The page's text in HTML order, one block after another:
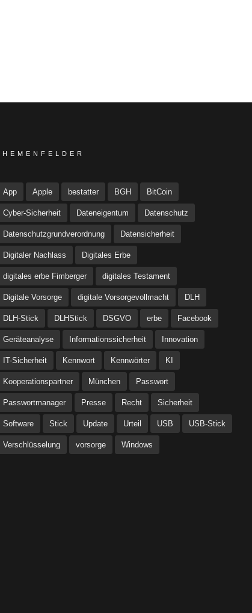
App Apple bestatter BGH BitCoin
Cyber-Sicherheit Dateneigentum Datenschutz
Datenschutzgrundverordnung Datensicherheit
Digitaler Nachlass Digitales Erbe
digitales erbe Fimberger digitales Testament
Digitale Vorsorge digitale Vorsorgevollmacht DLH
DLH-Stick DLHStick DSGVO erbe Facebook
Geräteanalyse Informationssicherheit Innovation
IT-Sicherheit Kennwort Kennwörter KI
Kooperationspartner München Passwort
Passwortmanager Presse Recht Sicherheit
Software Stick Update Urteil USB USB-Stick
Verschlüsselung vorsorge Windows